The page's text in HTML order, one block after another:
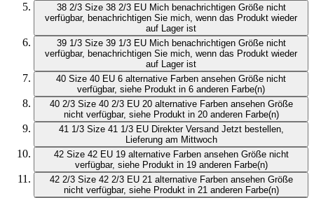
38 2/3 Size 38 2/3 EU Mich benachrichtigen Größe nicht
verfügbar, benachrichtigen Sie mich, wenn das Produkt wieder
auf Lager ist
39 1/3 Size 39 1/3 EU Mich benachrichtigen Größe nicht
verfügbar, benachrichtigen Sie mich, wenn das Produkt wieder
auf Lager ist
40 Size 40 EU 6 alternative Farben ansehen Größe nicht
verfügbar, siehe Produkt in 6 anderen Farbe(n)
40 2/3 Size 40 2/3 EU 20 alternative Farben ansehen Größe
nicht verfügbar, siehe Produkt in 20 anderen Farbe(n)
41 1/3 Size 41 1/3 EU Direkter Versand Jetzt bestellen,
Lieferung am Mittwoch
42 Size 42 EU 19 alternative Farben ansehen Größe nicht
verfügbar, siehe Produkt in 19 anderen Farbe(n)
42 2/3 Size 42 2/3 EU 21 alternative Farben ansehen Größe
nicht verfügbar, siehe Produkt in 21 anderen Farbe(n)